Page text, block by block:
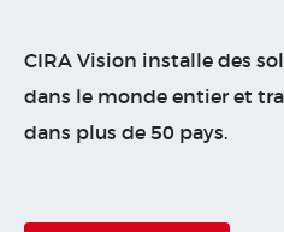
CIRA Vision installe des
dans le monde entier et
dans plus de 50 pays.